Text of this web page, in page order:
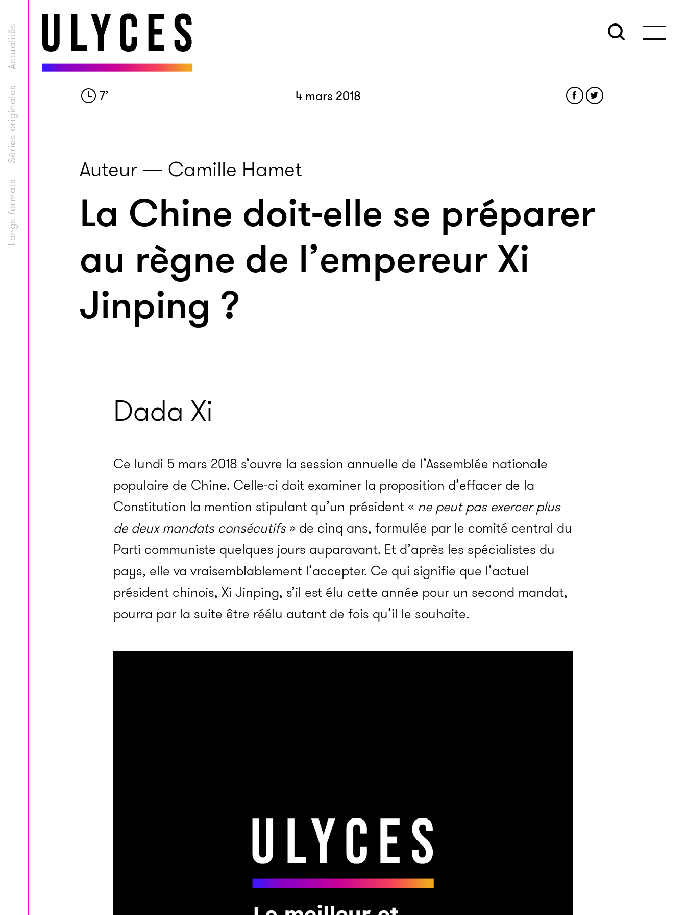
Longs formats
Séries originales
Actualités
7’ 4 mars 2018
Auteur — Camille Hamet
La Chine doit-elle se préparer
au règne de l’empereur Xi
Jinping ?
Dada Xi
Ce lundi 5 mars 2018 s’ouvre la session annuelle de l’Assemblée nationale
populaire de Chine. Celle-ci doit examiner la proposition d’effacer de la
Constitution la mention stipulant qu’un président « ne peut pas exercer plus
de deux mandats consécutifs» de cinq ans, formulée par le comité central du
Parti communiste quelques jours auparavant. Et d’après les spécialistes du
pays, elle va vraisemblablement l’accepter. Ce qui signifie que l’actuel
président chinois, Xi Jinping, s’il est élu cette année pour un second mandat,
pourra par la suite être réélu autant de fois qu’il le souhaite.